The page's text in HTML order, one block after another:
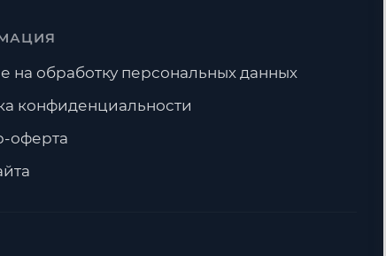
на обработку персональных данных
конфиденциальности
оферта